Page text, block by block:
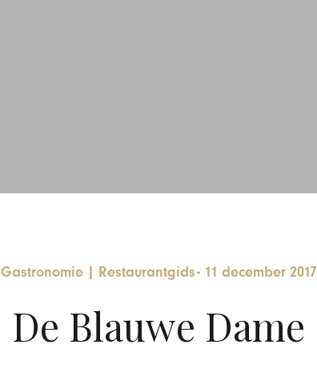
Gastronomie | Restaurantgids- 11 december 2017
De Blauwe Dame